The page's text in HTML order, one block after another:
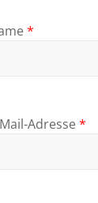
*
Adresse*